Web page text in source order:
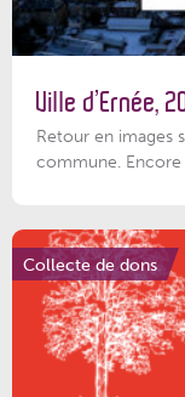
Ville d’Ernée,
Retour en images
commune.
Collecte de dons